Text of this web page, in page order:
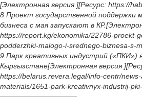
[Электронная версия ][Ресурс: https://
8.Проект государственной поддержки
бизнеса с мая запускают в
https://report.kg/ekonomika/22786-proekt-
podderzhki-malogo-i-srednego-biznesa-s-
9.Парк креативных индустрий («ПКИ»)
Кыргызстане[Электронная версия
https://belarus.revera.legal/info-centr/
materials/1651-park-kreativnyx-industrij-